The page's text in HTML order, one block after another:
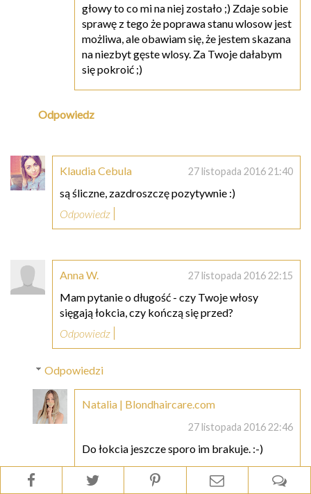
głowy to co mi na niej zostało ;) Zdaje sobie
sprawę z tego że poprawa stanu wlosow jest
możliwa, ale obawiam się, że jestem skazana
na niezbyt gęste wlosy. Za Twoje dałabym
się pokroić ;)
Odpowiedz
Klaudia Cebula 27 listopada 2016 21:40
są śliczne, zazdroszczę pozytywnie :)
Odpowiedz
Anna W. 27 listopada 2016 22:15
Mam pytanie o długość - czy Twoje włosy
sięgają łokcia, czy kończą się przed?
Odpowiedz
Odpowiedzi
Natalia | Blondhaircare.com
27 listopada 2016 22:46
Do łokcia jeszcze sporo im brakuje. :-)